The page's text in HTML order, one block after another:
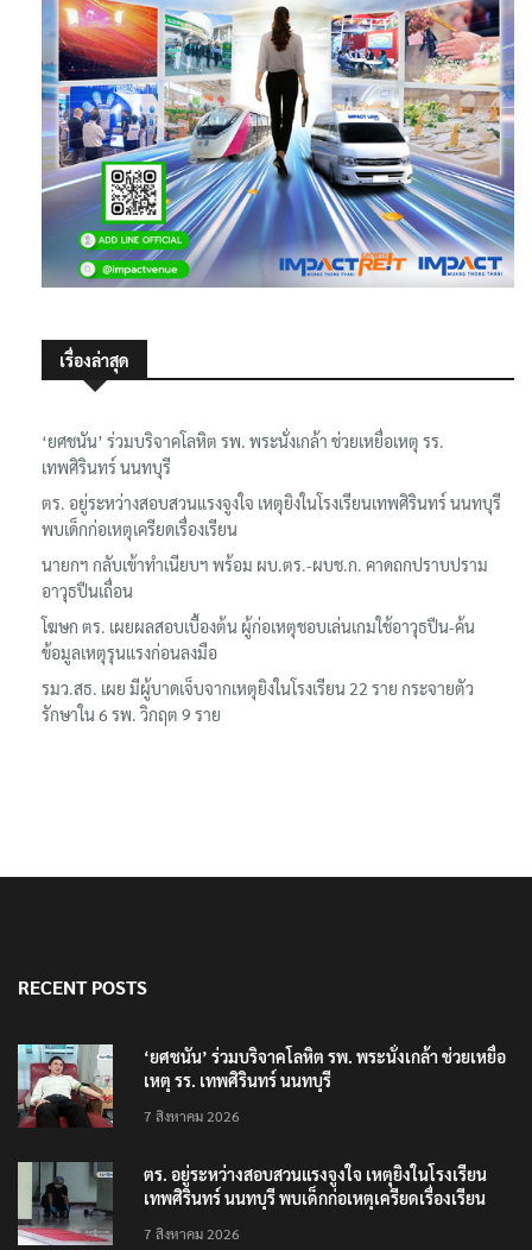
เรื่องล่าสุด
‘ยศชนัน’ ร่วมบริจาคโลหิต รพ. พระนั่งเกล้า ช่วยเหยื่อเหตุ รร.
เทพศิรินทร์ นนทบุรี
ตร. อยู่ระหว่างสอบสวนแรงจูงใจ เหตุยิงในโรงเรียนเทพศิรินทร์ นนทบุรี
พบเด็กก่อเหตุเครียดเรื่องเรียน
นายกฯ กลับเข้าทำเนียบฯ พร้อม ผบ.ตร.-ผบช.ก. คาดถกปราบปราม
อาวุธปืนเถื่อน
โฆษก ตร. เผยผลสอบเบื้องต้น ผู้ก่อเหตุชอบเล่นเกมใช้อาวุธปืน-ค้น
ข้อมูลเหตุรุนแรงก่อนลงมือ
รมว.สธ. เผย มีผู้บาดเจ็บจากเหตุยิงในโรงเรียน 22 ราย กระจายตัว
รักษาใน 6 รพ. วิกฤต 9 ราย
RECENT POSTS
‘ยศชนัน’ ร่วมบริจาคโลหิต รพ. พระนั่งเกล้า ช่วยเหยื่อ
เหตุ รร. เทพศิรินทร์ นนทบุรี
7 สิงหาคม 2026
ตร. อยู่ระหว่างสอบสวนแรงจูงใจ เหตุยิงในโรงเรียน
เทพศิรินทร์ นนทบุรี พบเด็กก่อเหตุเครียดเรื่องเรียน
7 สิงหาคม 2026